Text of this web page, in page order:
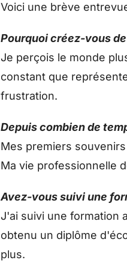
Voici une brève
Pourquoi créez-vous
Je perçois le monde
constant que
frustration.
Depuis combien de
Mes premiers
Ma vie professionnelle
Avez-vous suivi une
J'ai suivi une formation
obtenu un diplôme
plus.